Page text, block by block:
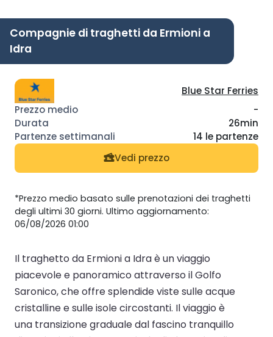
Compagnie di traghetti da Ermioni a
Idra
Blue Star Ferries
-
26min
14 le partenze
Vedi prezzo
*Prezzo medio basato sulle prenotazioni dei traghetti
degli ultimi 30 giorni. Ultimo aggiornamento:
06/08/2026 01:00
Il traghetto da Ermioni a Idra è un viaggio
piacevole e panoramico attraverso il Golfo
Saronico, che offre splendide viste sulle acque
cristalline e sulle isole circostanti. Il viaggio è
una transizione graduale dal fascino tranquillo